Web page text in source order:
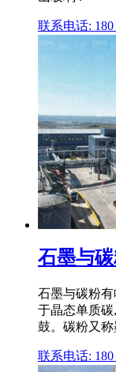
联系电话: 180
石墨与
石墨与碳粉
于晶态单质
鼓。碳粉又
联系电话: 180